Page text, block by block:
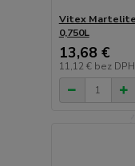
Vitex Martelite
0,750L
13,68 €
11,12 € bez DPH